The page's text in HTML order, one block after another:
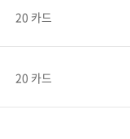
20 카드
20 카드